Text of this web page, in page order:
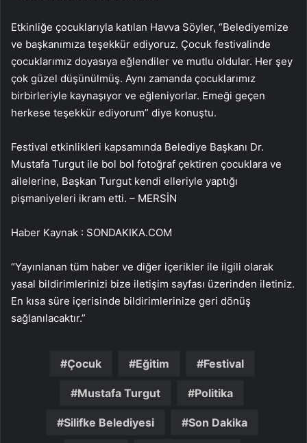
Etkinliğe çocuklarıyla katılan Havva Söyler, “Belediyemize
ve başkanımıza teşekkür ediyoruz. Çocuk festivalinde
çocuklarımız doyasıya eğlendiler ve mutlu oldular. Her şey
çok güzel düşünülmüş. Aynı zamanda çocuklarımız
birbirleriyle kaynaşıyor ve eğleniyorlar. Emeği geçen
herkese teşekkür ediyorum” diye konuştu.
Festival etkinlikleri kapsamında Belediye Başkanı Dr.
Mustafa Turgut ile bol bol fotoğraf çektiren çocuklara ve
ailelerine, Başkan Turgut kendi elleriyle yaptığı
pişmaniyeleri ikram etti. – MERSİN
Haber Kaynak : SONDAKIKA.COM
“Yayınlanan tüm haber ve diğer içerikler ile ilgili olarak
yasal bildirimlerinizi bize iletişim sayfası üzerinden iletiniz.
En kısa süre içerisinde bildirimlerinize geri dönüş
sağlanılacaktır.”
Çocuk Eğitim Festival
Mustafa Turgut Politika
Silifke Belediyesi Son Dakika